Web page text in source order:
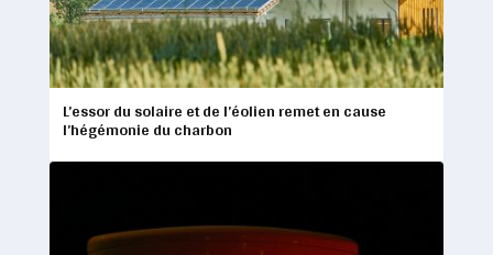
L’essor du solaire et de l’éolien remet en cause
l’hégémonie du charbon